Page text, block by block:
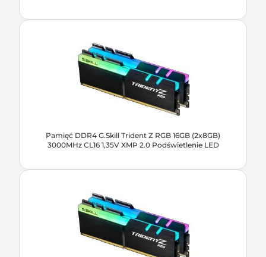
Pamięć DDR4 G.Skill Trident Z RGB 16GB (2x8GB)
3000MHz CL16 1,35V XMP 2.0 Podświetlenie LED